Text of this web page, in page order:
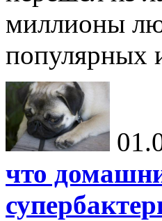
миллионы
популярных
что